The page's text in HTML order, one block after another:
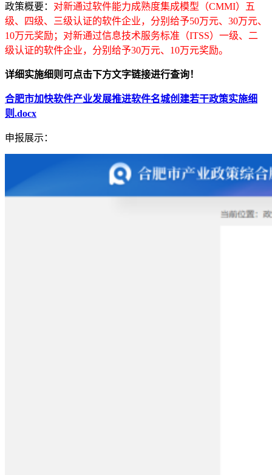
政策概要： 对新通过软件能力成熟度集成模型（CMMI）五
级、四级、三级认证的软件企业，分别给予50万元、30万元、
10万元奖励；对新通过信息技术服务标准（ITSS）一级、二
级认证的软件企业，分别给予30万元、10万元奖励。
详细实施细则可点击下方文字链接进行查询！
合肥市加快软件产业发展推进软件名城创建若干政策实施细
则.docx
申报展示：